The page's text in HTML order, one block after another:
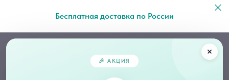
Бесплатная доставка по России
🎉 АКЦИЯ